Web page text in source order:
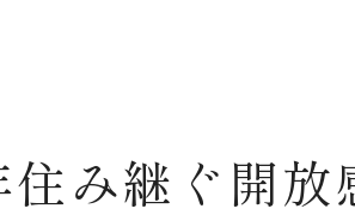
住み継ぐ開